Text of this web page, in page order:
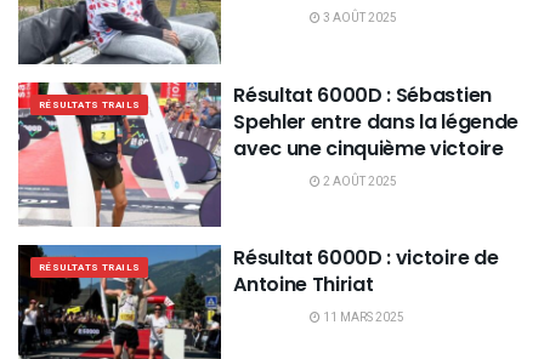
3 AOÛT 2025
RÉSULTATS TRAILS
Résultat 6000D : Sébastien
Spehler entre dans la légende
avec une cinquième victoire
2 AOÛT 2025
RÉSULTATS TRAILS
Résultat 6000D : victoire de
Antoine Thiriat
11 MARS 2025